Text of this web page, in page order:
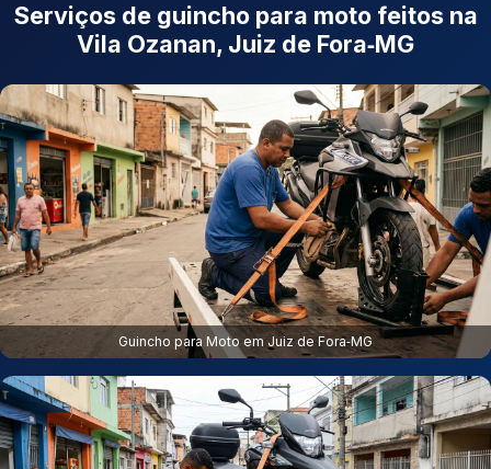
Serviços de guincho para moto feitos na
Vila Ozanan, Juiz de Fora‑MG
Guincho para Moto em Juiz de Fora‑MG